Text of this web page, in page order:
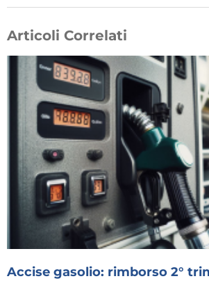
Articoli Correlati
Accise gasolio: rimborso 2°